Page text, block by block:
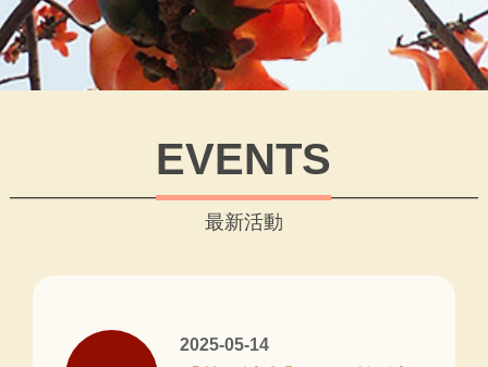
EVENTS
最新活動
2025-05-14